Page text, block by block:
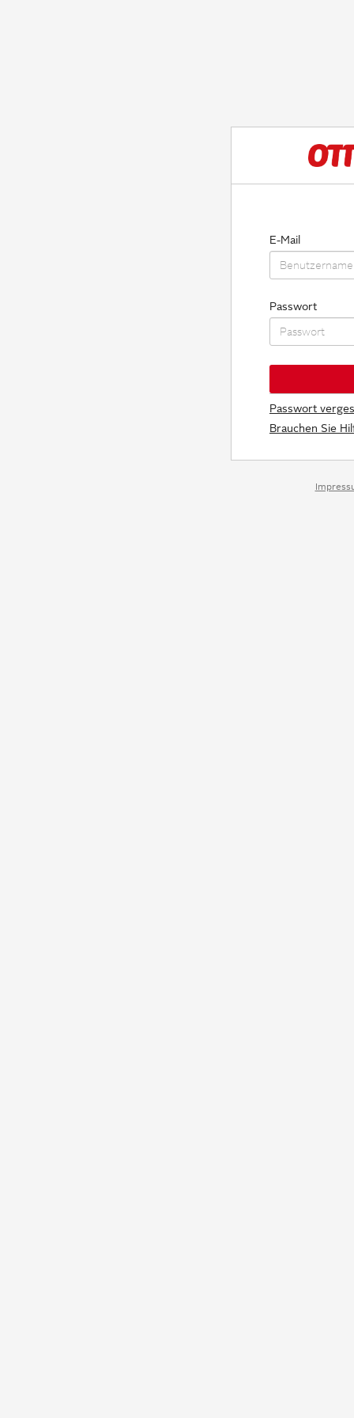
E-Mail
Passwort
Passwort
Brauchen Sie